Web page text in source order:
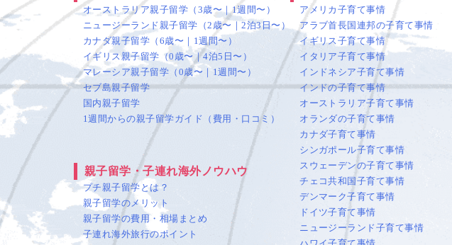
オーストラリア親子留学（3歳〜｜1週間〜）
ニュージーランド親子留学（2歳〜｜2泊3日〜）
カナダ親子留学（6歳〜｜1週間〜）
イギリス親子留学（0歳〜｜4泊5日〜）
マレーシア親子留学（0歳〜｜1週間〜）
セブ島親子留学
国内親子留学
1週間からの親子留学ガイド（費用・口コミ）
親子留学・子連れ海外ノウハウ
プチ親子留学とは？
親子留学のメリット
親子留学の費用・相場まとめ
子連れ海外旅行のポイント
アメリカ子育て事情
アラブ首長国連邦の子育て事情
イギリス子育て事情
イタリア子育て事情
インドネシア子育て事情
インドの子育て事情
オーストラリア子育て事情
オランダの子育て事情
カナダ子育て事情
シンガポール子育て事情
スウェーデンの子育て事情
チェコ共和国子育て事情
デンマーク子育て事情
ドイツ子育て事情
ニュージーランド子育て事情